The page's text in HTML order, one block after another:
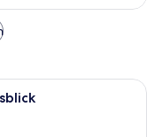
mit einem hölzernen